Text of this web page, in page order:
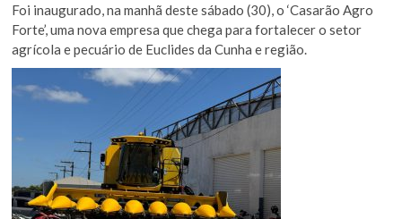
Foi inaugurado, na manhã deste sábado (30), o ‘Casarão Agro
Forte’, uma nova empresa que chega para fortalecer o setor
agrícola e pecuário de Euclides da Cunha e região.